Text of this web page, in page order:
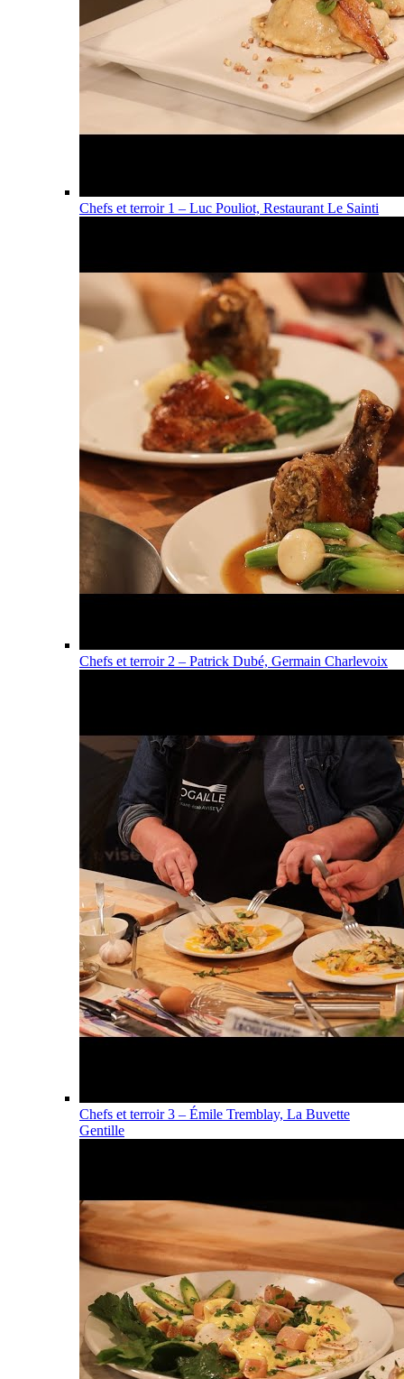
Chefs et terroir 1 – Luc Pouliot, Restaurant Le Sainti
Chefs et terroir 2 – Patrick Dubé, Germain Charlevoix
Chefs et terroir 3 – Émile Tremblay, La Buvette
Gentille